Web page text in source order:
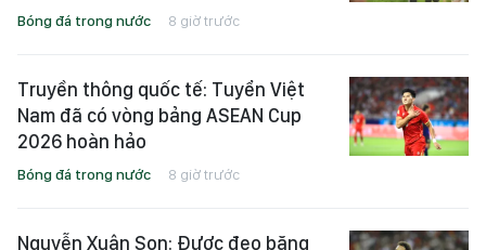
Bóng đá trong nước 8 giờ trước
Truyền thông quốc tế: Tuyển Việt
Nam đã có vòng bảng ASEAN Cup
2026 hoàn hảo
Bóng đá trong nước 8 giờ trước
Nguyễn Xuân Son: Được đeo băng